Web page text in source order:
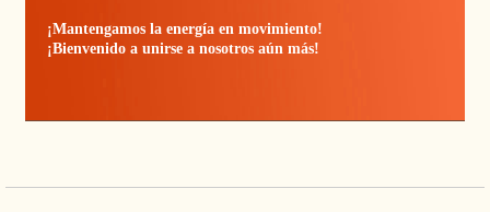
¡Mantengamos la energía en movimiento!
¡Bienvenido a unirse a nosotros aún más!